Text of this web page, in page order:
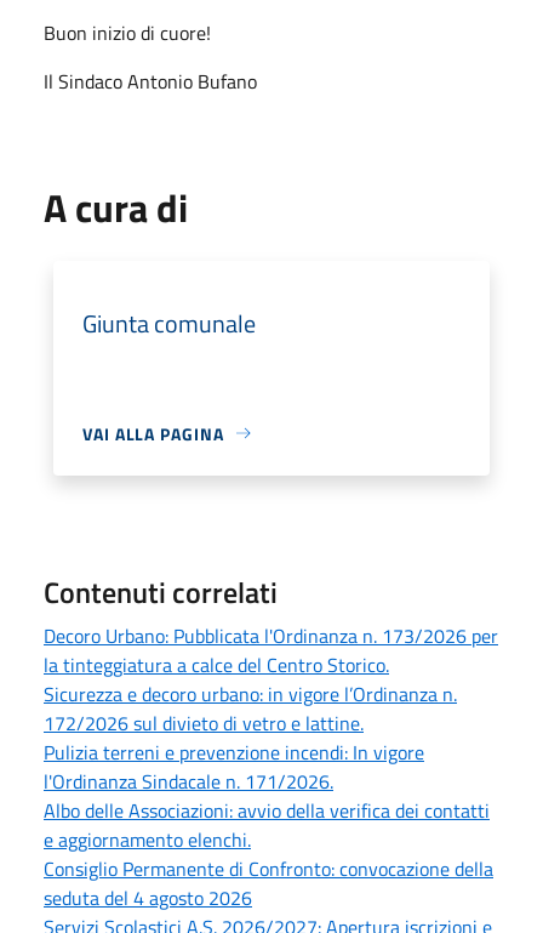
Buon inizio di cuore!
Il Sindaco Antonio Bufano
A cura di
Giunta comunale
VAI ALLA PAGINA
Contenuti correlati
Decoro Urbano: Pubblicata l'Ordinanza n. 173/2026 per
la tinteggiatura a calce del Centro Storico.
Sicurezza e decoro urbano: in vigore l’Ordinanza n.
172/2026 sul divieto di vetro e lattine.
Pulizia terreni e prevenzione incendi: In vigore
l'Ordinanza Sindacale n. 171/2026.
Albo delle Associazioni: avvio della verifica dei contatti
e aggiornamento elenchi.
Consiglio Permanente di Confronto: convocazione della
seduta del 4 agosto 2026
Servizi Scolastici A.S. 2026/2027: Apertura iscrizioni e